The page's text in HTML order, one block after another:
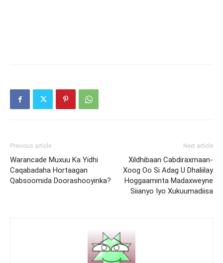
Previous article
Warancade Muxuu Ka Yidhi
Caqabadaha Hortaagan
Qabsoomida Doorashooyinka?
Next article
Xildhibaan Cabdiraxmaan-
Xoog Oo Si Adag U Dhaliilay
Hoggaaminta Madaxweyne
Siianyo Iyo Xukuumadiisa